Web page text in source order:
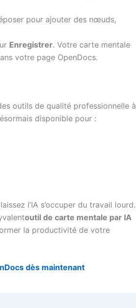
pour ajouter des nœuds,
Enregistrer. Votre carte mentale
votre page OpenDocs.
outils de qualité professionnelle à
disponible pour :
l’IA s’occuper du travail lourd.
outil de carte mentale par IA
la productivité de votre
dès maintenant